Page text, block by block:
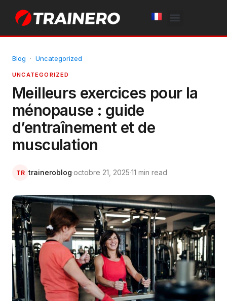
Blog · Uncategorized
UNCATEGORIZED
Meilleurs exercices pour la
ménopause : guide
d’entraînement et de
musculation
TR traineroblog·octobre 21, 2025·11 min read